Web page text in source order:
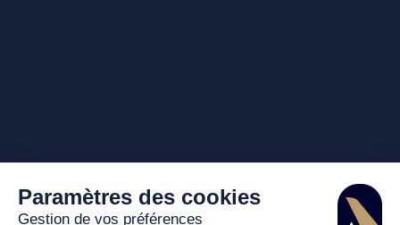
Paramètres des cookies
Gestion de vos préférences